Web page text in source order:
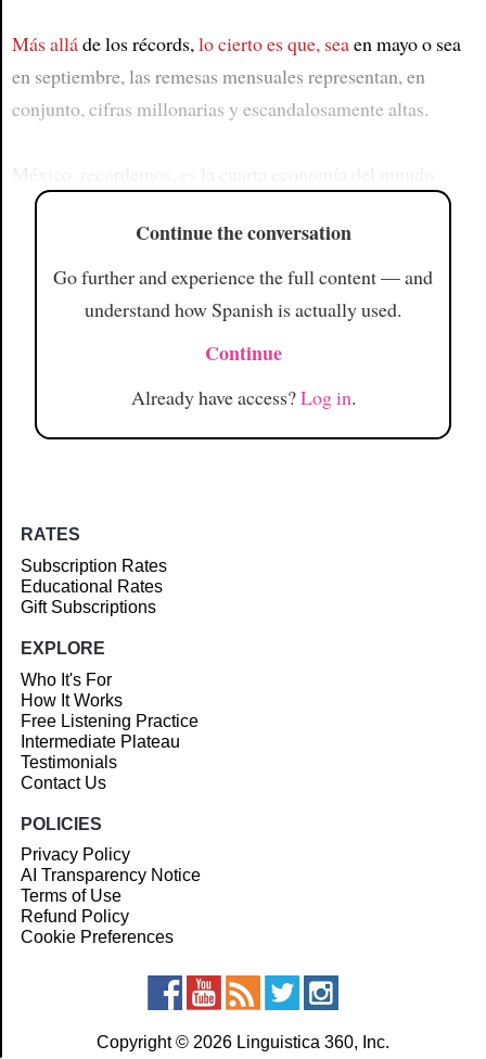
Más alláde los récords,lo cierto es que, seaen mayo o sea
en septiembre, las remesas mensuales representan, en
conjunto, cifras millonarias y escandalosamente altas.
Continue the conversation
Go further and experience the full content — and
understand how Spanish is actually used.
Continue
Already have access?Log in.
RATES
Subscription Rates
Educational Rates
Gift Subscriptions
EXPLORE
Who It's For
How It Works
Free Listening Practice
Intermediate Plateau
Testimonials
Contact Us
POLICIES
Privacy Policy
AI Transparency Notice
Terms of Use
Refund Policy
Cookie Preferences
Copyright © 2026 Linguistica 360, Inc.